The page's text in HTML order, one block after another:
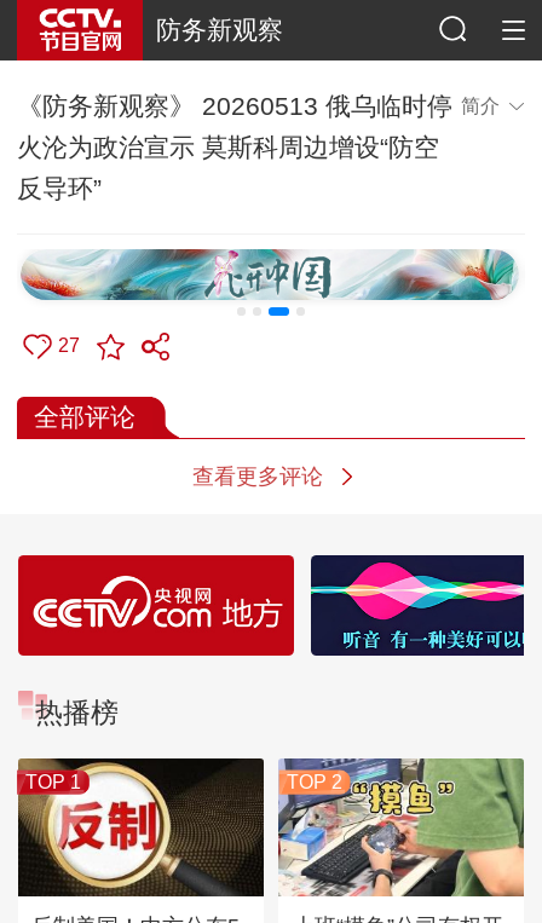
防务新观察
《防务新观察》 20260513 俄乌临时停
火沦为政治宣示 莫斯科周边增设“防空
反导环”
简介
27
全部评论
查看更多评论
热播榜
TOP 1 TOP 2